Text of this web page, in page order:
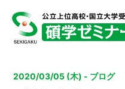
2020/03/05 (木) - ブログ